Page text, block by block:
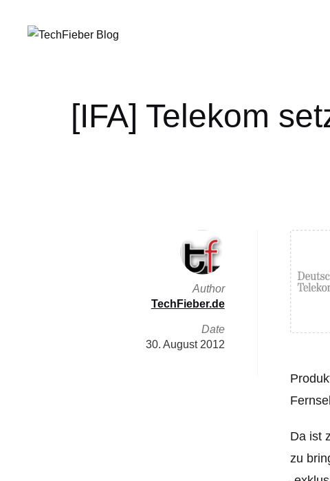
[IFA] Telekom
Da ist
zu
Author
TechFieber.de
Date
30. August 2012